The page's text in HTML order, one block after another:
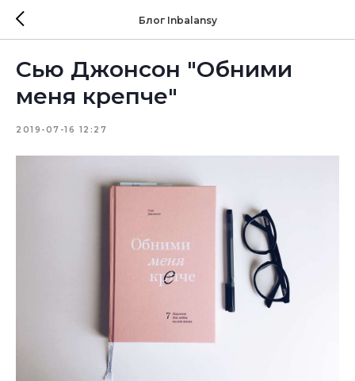
Блог Inbalansy
Сью Джонсон "Обними
меня крепче"
2019-07-16 12:27